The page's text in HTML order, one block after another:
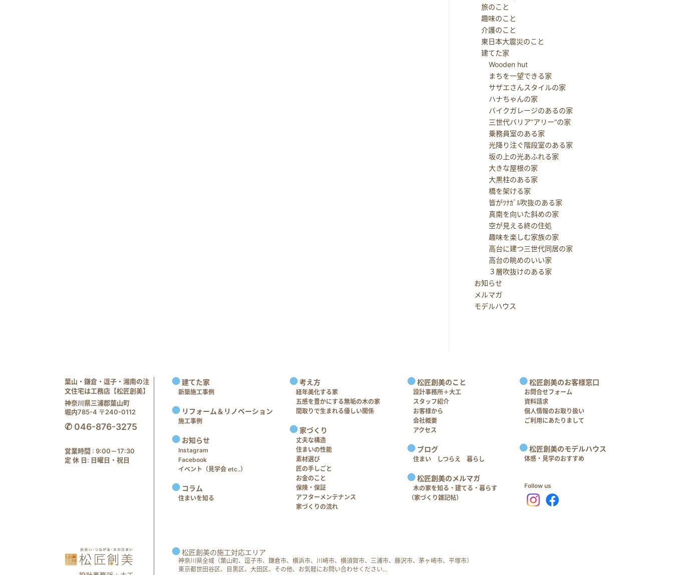
旅のこと
趣味のこと
介護のこと
東日本大震災のこと
建てた家
Wooden hut
まちを一望できる家
サザエさんスタイルの家
ハナちゃんの家
バイクガレージのあるの家
三世代バリア”アリー”の家
乗務員室のある家
光降り注ぐ階段室のある家
坂の上の光あふれる家
大きな屋根の家
大黒柱のある家
橋を架ける家
皆がﾂﾅｶﾞﾙ吹抜のある家
真南を向いた斜めの家
空が見える終の住処
趣味を楽しむ家族の家
高台に建つ三世代同居の家
高台の眺めのいい家
３層吹抜けのある家
お知らせ
メルマガ
モデルハウス
葉山・鎌倉・逗子・湘南の注
文住宅は工務店【松匠創美】
神奈川県三浦郡葉山町
堀内785-4 〒240-0112
✆ 046-876-3275
営業時間 : 9:00－17:30
定 休 日: 日曜日・祝日
建てた家
新築施工事例
リフォーム＆リノベーション
施工事例
お知らせ
Instagram
Facebook
イベント（見学会 etc..）
コラム
住まいを知る
考え方
経年美化する家
五感を豊かにする無垢の木の家
間取りで生まれる優しい関係
家づくり
丈夫な構造
住まいの性能
素材選び
匠の手しごと
お金のこと
保険・保証
アフターメンテナンス
家づくりの流れ
松匠創美のこと
設計事務所＋大工
スタッフ紹介
お客様から
会社概要
アクセス
ブログ
住まい しつらえ 暮らし
松匠創美のメルマガ
木の家を知る・建てる・暮らす
（家づくり雑記帖）
松匠創美のお客様窓口
お問合せフォーム
資料請求
個人情報のお取り扱い
ご利用にあたりまして
松匠創美のモデルハウス
体感・見学のおすすめ
Follow us
松匠創美の施工対応エリア
神奈川県全域（葉山町、逗子市、鎌倉市、横浜市、川崎市、横須賀市、三浦市、藤沢市、茅ヶ崎市、平塚市）
東京都世田谷区、目黒区、大田区、その他、お気軽にお問い合わせください…